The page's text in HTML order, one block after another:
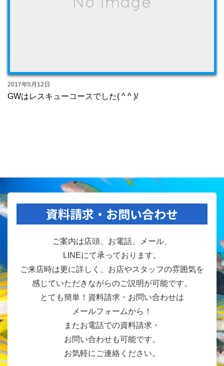
2017年5月12日
GWはレスキューコースでした( ^ ^ )/
資料請求・お問い合わせ
ご案内は店頭、お電話、メール、
LINEにて承っております。
ご来店時は更に詳しく、お店やスタッフの雰囲気を
感じていただきながらのご説明が可能です。
とても簡単！資料請求・お問い合わせは
メールフォームから！
またお電話での資料請求・
お問い合わせも可能です。
お気軽にご連絡ください。